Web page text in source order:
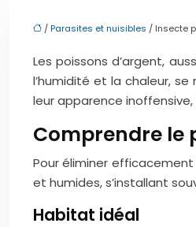
/Parasites et nuisibles / Insecte
Les poissons d’argent,
l’humidité et la chaleur,
leur apparence
Comprendre le
Pour éliminer
et humides, s’installant
Habitat idéal